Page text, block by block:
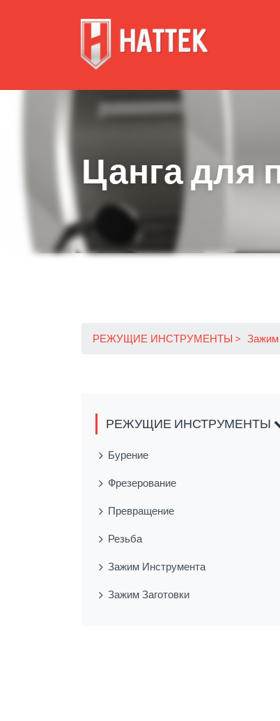
Цанга для
РЕЖУЩИЕ ИНСТРУМЕНТЫ Зажим
РЕЖУЩИЕ ИНСТРУМЕНТЫ
Бурение
Фрезерование
Превращение
Резьба
Зажим Инструмента
Зажим Заготовки